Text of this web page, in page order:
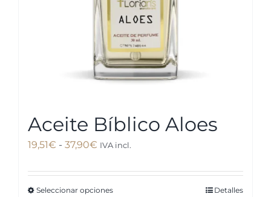
Aceite Bíblico Aloes
19,51€ - 37,90€Rango
precios:
IVA incl.
Seleccionar opcionesEste
Detalles